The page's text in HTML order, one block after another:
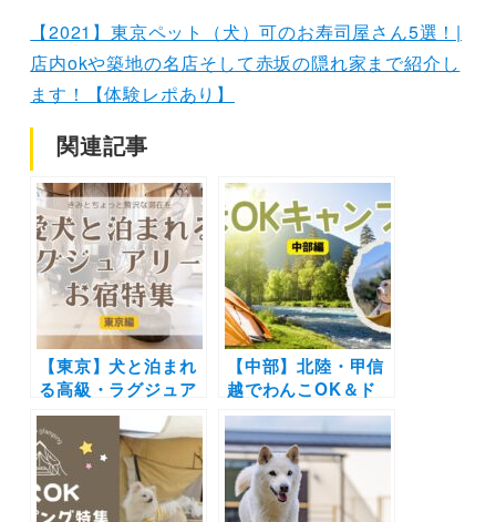
【2021】東京ペット（犬）可のお寿司屋さん5選！|
店内okや築地の名店そして赤坂の隠れ家まで紹介し
ます！【体験レポあり】
関連記事
【東京】犬と泊まれ
る高級・ラグジュア
リーホテル7選！実
際のおでかけ写真付
き | 豪華なペットア
メニティ、愛犬用メ
ニューやわんちゃん
【中部】北陸・甲信
越でわんこOK＆ド
ッグランがあるキャ
ンプ場5選！ドッグ
フリーサイトあり、
周辺のわんこOK飲
食店情報も